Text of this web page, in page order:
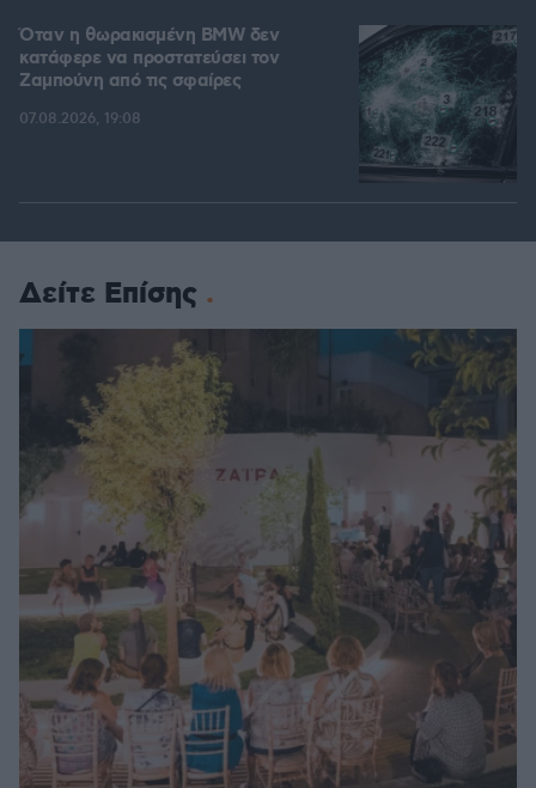
Όταν η θωρακισμένη BMW δεν
κατάφερε να προστατεύσει τον
Ζαμπούνη από τις σφαίρες
07.08.2026, 19:08
Δείτε Επίσης